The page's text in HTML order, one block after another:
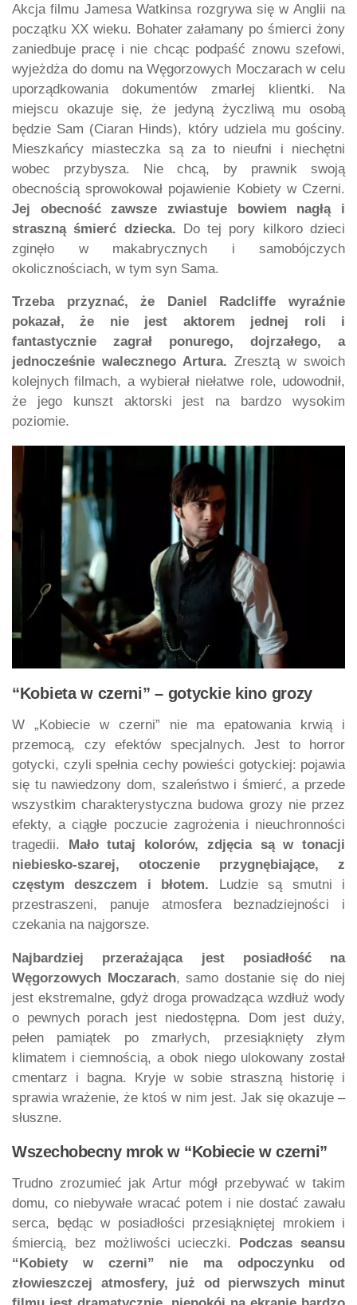
Akcja filmu Jamesa Watkinsa rozgrywa się w Anglii na
początku XX wieku. Bohater załamany po śmierci żony
zaniedbuje pracę i nie chcąc podpaść znowu szefowi,
wyjeżdża do domu na Węgorzowych Moczarach w celu
uporządkowania dokumentów zmarłej klientki. Na
miejscu okazuje się, że jedyną życzliwą mu osobą
będzie Sam (Ciaran Hinds), który udziela mu gościny.
Mieszkańcy miasteczka są za to nieufni i niechętni
wobec przybysza. Nie chcą, by prawnik swoją
obecnością sprowokował pojawienie Kobiety w Czerni.
Jej obecność zawsze zwiastuje bowiem nagłą i
straszną śmierć dziecka. Do tej pory kilkoro dzieci
zginęło w makabrycznych i samobójczych
okolicznościach, w tym syn Sama.
Trzeba przyznać, że Daniel Radcliffe wyraźnie
pokazał, że nie jest aktorem jednej roli i
fantastycznie zagrał ponurego, dojrzałego, a
jednocześnie walecznego Artura. Zresztą w swoich
kolejnych filmach, a wybierał niełatwe role, udowodnił,
że jego kunszt aktorski jest na bardzo wysokim
poziomie.
“Kobieta w czerni” – gotyckie kino grozy
W „Kobiecie w czerni” nie ma epatowania krwią i
przemocą, czy efektów specjalnych. Jest to horror
gotycki, czyli spełnia cechy powieści gotyckiej: pojawia
się tu nawiedzony dom, szaleństwo i śmierć, a przede
wszystkim charakterystyczna budowa grozy nie przez
efekty, a ciągłe poczucie zagrożenia i nieuchronności
tragedii.
Mało tutaj kolorów, zdjęcia są w tonacji
niebiesko-szarej, otoczenie przygnębiające, z
częstym deszczem i błotem. Ludzie są smutni i
przestraszeni, panuje atmosfera beznadziejności i
czekania na najgorsze.
Najbardziej przerażająca jest posiadłość na
Węgorzowych Moczarach, samo dostanie się do niej
jest ekstremalne, gdyż droga prowadząca wzdłuż wody
o pewnych porach jest niedostępna. Dom jest duży,
pełen pamiątek po zmarłych, przesiąknięty złym
klimatem i ciemnością, a obok niego ulokowany został
cmentarz i bagna. Kryje w sobie straszną historię i
sprawia wrażenie, że ktoś w nim jest. Jak się okazuje –
słuszne.
Wszechobecny mrok w “Kobiecie w czerni”
Trudno zrozumieć jak Artur mógł przebywać w takim
domu, co niebywałe wracać potem i nie dostać zawału
serca, będąc w posiadłości przesiąkniętej mrokiem i
śmiercią, bez możliwości ucieczki. Podczas seansu
“Kobiety w czerni” nie ma odpoczynku od
złowieszczej atmosfery, już od pierwszych minut